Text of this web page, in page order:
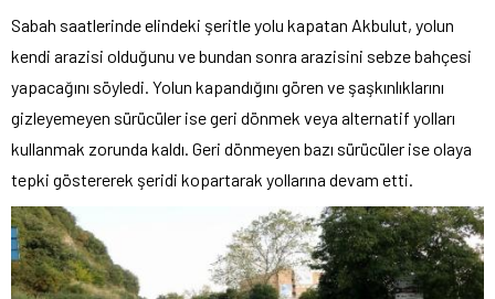
Sabah saatlerinde elindeki şeritle yolu kapatan Akbulut, yolun
kendi arazisi olduğunu ve bundan sonra arazisini sebze bahçesi
yapacağını söyledi. Yolun kapandığını gören ve şaşkınlıklarını
gizleyemeyen sürücüler ise geri dönmek veya alternatif yolları
kullanmak zorunda kaldı. Geri dönmeyen bazı sürücüler ise olaya
tepki göstererek şeridi kopartarak yollarına devam etti.